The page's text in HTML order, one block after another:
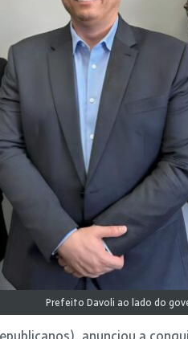
Prefeito Davoli ao lado do
anunciou a